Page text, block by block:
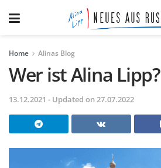
Home Alinas Blog
Wer ist Alina Lipp?
13.12.2021 - Updated on 27.07.2022